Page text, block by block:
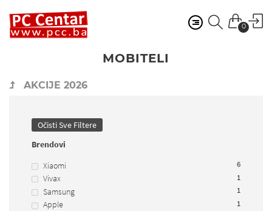
0
MOBITELI
AKCIJE 2026
Očisti Sve Filtere
Brendovi
Xiaomi
6
Vivax 1
Samsung 1
Apple 1